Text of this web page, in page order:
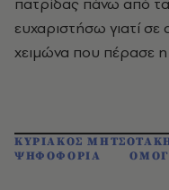
ευχαριστήσω γιατί
χειμώνα που πέρασε η
ΚΥΡΙΑΚΟΣ
ΨΗΦΟΦΟΡΙΑ